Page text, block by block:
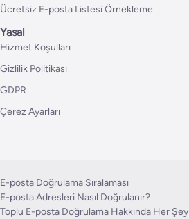
Ücretsiz E-posta Listesi Örnekleme
Yasal
Hizmet Koşulları
Gizlilik Politikası
GDPR
Çerez Ayarları
E-posta Doğrulama Sıralaması
E-posta Adresleri Nasıl Doğrulanır?
Toplu E-posta Doğrulama Hakkında Her Şey